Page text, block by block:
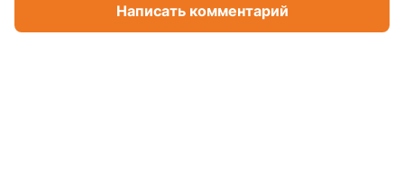
Написать комментарий